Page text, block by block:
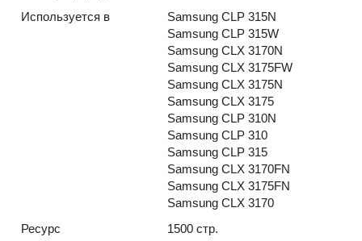
Используется в
Samsung CLP 315N
Samsung CLP 315W
Samsung CLX 3170N
Samsung CLX 3175FW
Samsung CLX 3175N
Samsung CLX 3175
Samsung CLP 310N
Samsung CLP 310
Samsung CLP 315
Samsung CLX 3170FN
Samsung CLX 3175FN
Samsung CLX 3170
Ресурс
1500 стр.